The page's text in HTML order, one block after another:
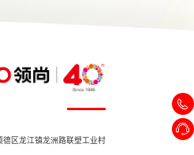
区龙江镇龙洲路联塑工业村